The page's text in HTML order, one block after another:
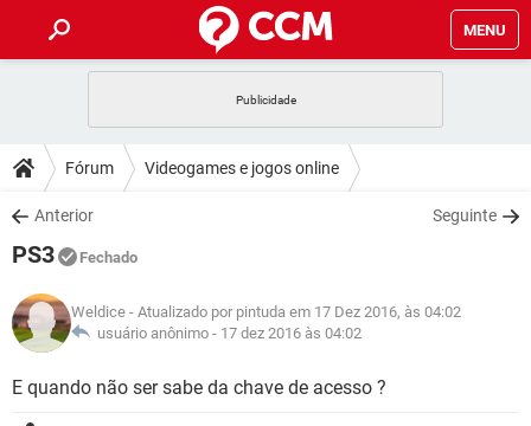
MENU
CELULAR FACEBOOK
OUTLOOK
INSTAGRAM
GUIA DE COMPRAS
DICAS
JOGOS WHATSAPP
INSTAGRAM GMAIL
GUIA DE COMPRAS
DOWNLOADS
JOGOS
CELULAR
OUTLOOK EXCEL
INSTAGRAM GMAIL
FÓRUM
JOGOS WHATSAPP
CELULAR
OUTLOOK EXCEL
GLOSSÁRIO
WHATSAPP
Fórum Videogames e jogos online
Anterior Seguinte
PS3 Fechado
Weldice - Atualizado por pintuda em 17 Dez 2016, às 04:02
usuário anônimo - 17 dez 2016 às 04:02
E quando não ser sabe da chave de acesso ?